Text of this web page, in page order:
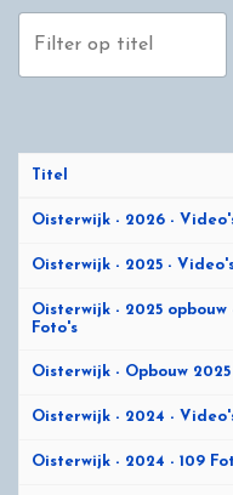
Filter op titel
Titel
Oisterwijk - 2026 -
Oisterwijk - 2025 -
Oisterwijk - 2025 opbouw
Foto's
Oisterwijk - Opbouw
Oisterwijk - 2024 -
Oisterwijk - 2024 - 109